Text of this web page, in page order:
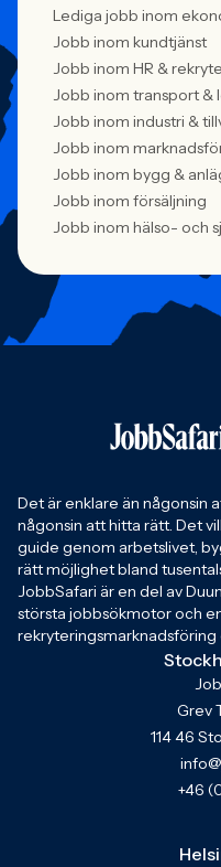
Lediga jobb inom
Jobb inom kundtjänst
Jobb inom HR &
Jobb inom transport &
Jobb inom industri &
Jobb inom
Jobb inom bygg &
Jobb inom försäljning
Jobb inom hälso- och
Det är enklare än någonsin
någonsin att hitta rätt. Det
guide genom arbetslivet,
rätt möjlighet bland
JobbSafari är en del av
största jobbsökmotor och
Grev
114 46
+46